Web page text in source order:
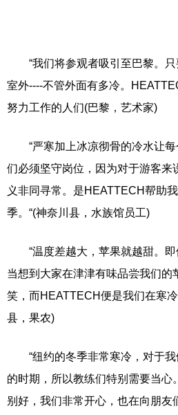
“我们将参观者吸引至巴黎。只
室外----不管外面有多冷。
努力工作的人们(巴黎，艺术家)
“严寒加上冰凉彻骨的冷水让每
们必须坚守岗位，因为对于游客来
义非同寻常。是HEATTECH帮助
季。“(神奈川县，水族馆员工)
“温度差越大，苹果就越甜。即
当想到大家在津津有味品尝我们的
笑，而HEATTECH便是我们在寒
县，果农)
“纽约的冬季非常寒冷，对于我
的时期，所以教练们特别需要当
别好，我们非常开心，也在向朋友